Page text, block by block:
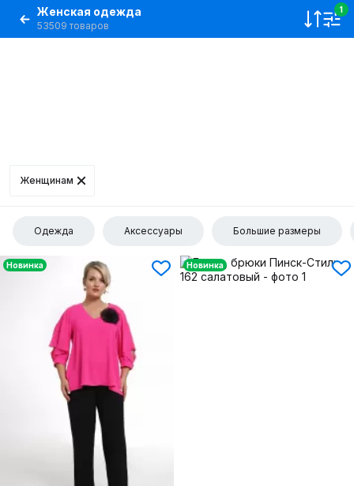
Женская одежда
53509 товаров
1
Женщинам
Одежда Аксессуары Большие размеры
Новинка Новинка